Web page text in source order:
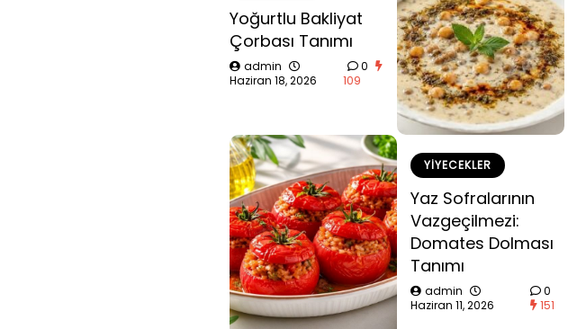
Yoğurtlu Bakliyat
Çorbası Tanımı
admin
Haziran 18, 2026
0
109
YIYECEKLER
Yaz Sofralarının
Vazgeçilmezi:
Domates Dolması
Tanımı
admin
Haziran 11, 2026
0
151